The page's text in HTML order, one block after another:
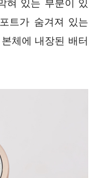
혀 있는 부분이 있
트가 숨겨져 있는
체에 내장된 배터